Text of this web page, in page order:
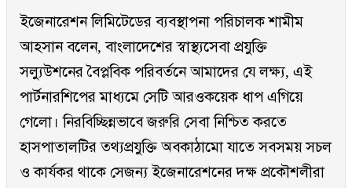
ইজেনারেশন লিমিটেডের ব্যবস্থাপনা পরিচালক শামীম
আহসান বলেন, বাংলাদেশের স্বাস্থ্যসেবা প্রযুক্তি
সল্যুউশনের বৈপ্লবিক পরিবর্তনে আমাদের যে লক্ষ্য, এই
পার্টনারশিপের মাধ্যমে সেটি আরওকয়েক ধাপ এগিয়ে
গেলো। নিরবিচ্ছিন্নভাবে জরুরি সেবা নিশ্চিত করতে
হাসপাতালটির তথ্যপ্রযুক্তি অবকাঠামো যাতে সবসময় সচল
ও কার্যকর থাকে সেজন্য ইজেনারেশনের দক্ষ প্রকৌশলীরা